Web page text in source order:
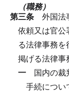
（職務）
第三条 外国法
依頼又は官公
る法律事務を
掲げる法律事
一 国内の裁
手続につい